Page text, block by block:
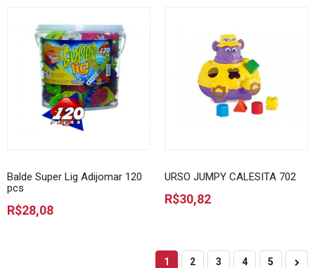
Balde Super Lig Adijomar 120
pcs
R$28,08
URSO JUMPY CALESITA 702
R$30,82
1 2 3 4 5